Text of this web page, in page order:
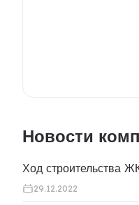
Новости
Ход строительства
29.12.2022